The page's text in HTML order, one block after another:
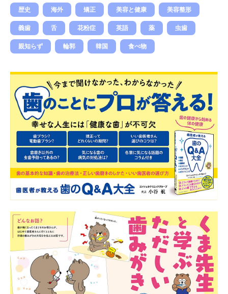
歴史 海外 矯正 美容と健康 美容整形
義歯 舌 花粉症 英語 薬 虫歯
親知らず 輪郭 韓国 食べ物